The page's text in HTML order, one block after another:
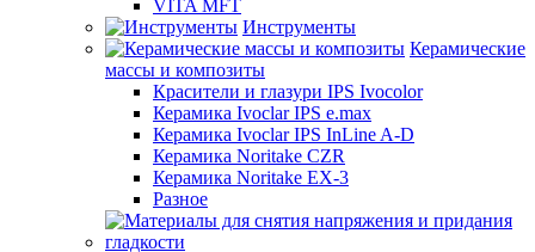
VITA MFT
Инструменты
Керамические
массы и композиты
Красители и глазури IPS Ivocolor
Керамика Ivoclar IPS e.max
Керамика Ivoclar IPS InLine A-D
Керамика Noritake CZR
Керамика Noritake EX-3
Разное